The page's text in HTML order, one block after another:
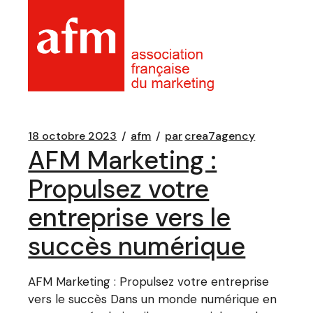
18 octobre 2023 afm parcrea7agency
AFM Marketing :
Propulsez votre
entreprise vers le
succès numérique
AFM Marketing : Propulsez votre entreprise
vers le succès Dans un monde numérique en